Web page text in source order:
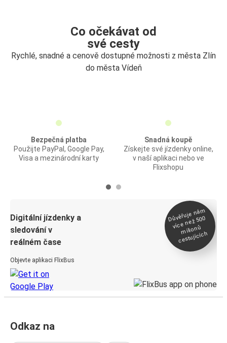
Co očekávat od
své cesty
Rychlé, snadné a cenově dostupné možnosti z města Zlín
do města Vídeň
Bezpečná platba
Použijte PayPal, Google Pay,
Visa a mezinárodní karty
Snadná koupě
Získejte své jízdenky online,
v naší aplikaci nebo ve
Flixshopu
Digitální jízdenky a
sledování v
reálném čase
Objevte aplikaci FlixBus
Důvěřuje ná
m
více než 500
milionů
cestujících
Odkaz na